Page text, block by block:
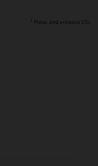
Preise sind exklusive USt.